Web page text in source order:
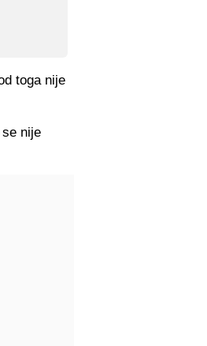
toga nije
nije